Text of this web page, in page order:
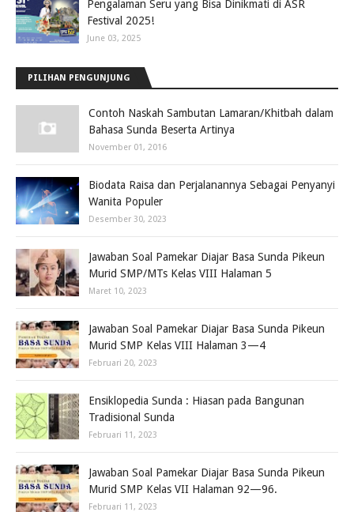
Pengalaman Seru yang Bisa Dinikmati di ASR
Festival 2025!
June 03, 2025
PILIHAN PENGUNJUNG
Contoh Naskah Sambutan Lamaran/Khitbah dalam
Bahasa Sunda Beserta Artinya
November 01, 2016
Biodata Raisa dan Perjalanannya Sebagai Penyanyi
Wanita Populer
Desember 30, 2023
Jawaban Soal Pamekar Diajar Basa Sunda Pikeun
Murid SMP/MTs Kelas VIII Halaman 5
Maret 10, 2023
Jawaban Soal Pamekar Diajar Basa Sunda Pikeun
Murid SMP Kelas VIII Halaman 3—4
Februari 20, 2023
Ensiklopedia Sunda : Hiasan pada Bangunan
Tradisional Sunda
Februari 11, 2023
Jawaban Soal Pamekar Diajar Basa Sunda Pikeun
Murid SMP Kelas VII Halaman 92—96.
Februari 11, 2023